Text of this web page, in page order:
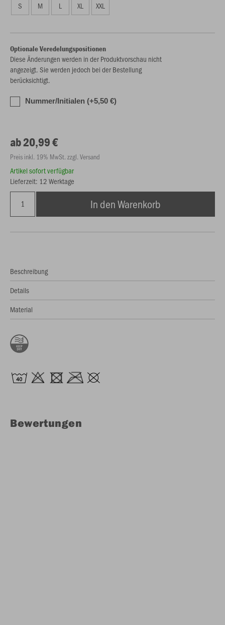
S M L XL XXL
Optionale Veredelungspositionen
Diese Änderungen werden in der Produktvorschau nicht
angezeigt. Sie werden jedoch bei der Bestellung
berücksichtigt.
Nummer/Initialen (+5,50 €)
ab 20,99 €
Preis inkl. 19% MwSt. zzgl. Versand
Artikel sofort verfügbar
Lieferzeit: 12 Werktage
In den Warenkorb
Beschreibung
Details
Material
Bewertungen